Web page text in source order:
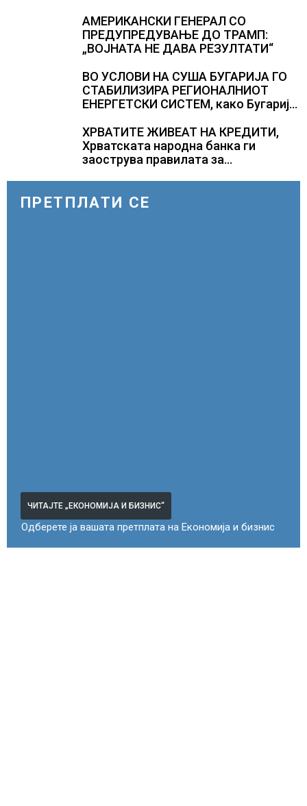
АМЕРИКАНСКИ ГЕНЕРАЛ СО
ПРЕДУПРЕДУВАЊЕ ДО ТРАМП:
„ВОЈНАТА НЕ ДАВА РЕЗУЛТАТИ“
ВО УСЛОВИ НА СУША БУГАРИЈА ГО
СТАБИЛИЗИРА РЕГИОНАЛНИОТ
ЕНЕРГЕТСКИ СИСТЕМ, како Бугарија
складирање на енергија од батерии
ХРВАТИТЕ ЖИВЕАТ НА КРЕДИТИ,
Хрватската народна банка ги
заострува правилата за
систем
ПРЕТПЛАТИ СЕ
ЧИТАЈТЕ „ЕКОНОМИЈА И БИЗНИС“
Одберете ја вашата претплата на Економија и бизнис